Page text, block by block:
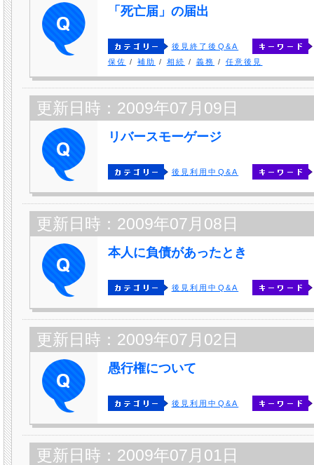
「死亡届」の届出
後見終了後Q&A
保佐 / 補助 / 相続 / 義務 / 任意後見
更新日時：2009年07月09日
リバースモーゲージ
後見利用中Q&A
更新日時：2009年07月08日
本人に負債があったとき
後見利用中Q&A
更新日時：2009年07月02日
愚行権について
後見利用中Q&A
更新日時：2009年07月01日